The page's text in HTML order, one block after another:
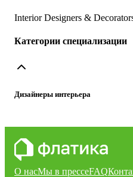
Interior Designers &
Категории специализации
Дизайнеры интерьера
О насМы в прессеFAQ